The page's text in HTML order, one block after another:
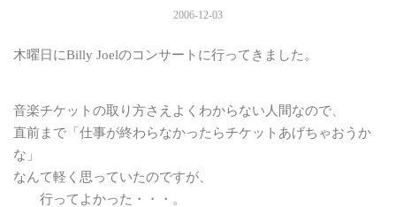
2006-12-03
木曜日にBilly Joelのコンサートに行ってきました。
音楽チケットの取り方さえよくわからない人間なので、
直前まで「仕事が終わらなかったらチケットあげちゃおうか
な」
なんて軽く思っていたのですが、
行ってよかった・・・。